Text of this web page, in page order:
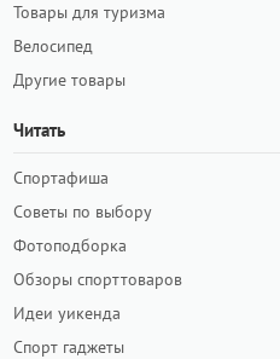
Товары для туризма
Велосипед
Другие товары
Читать
Спортафиша
Советы по выбору
Фотоподборка
Обзоры спорттоваров
Идеи уикенда
Спорт гаджеты